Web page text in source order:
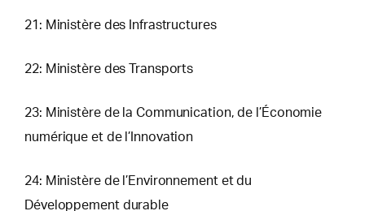
21: Ministère des Infrastructures
22: Ministère des Transports
23: Ministère de la Communication, de l’Économie
numérique et de l’Innovation
24: Ministère de l’Environnement et du
Développement durable